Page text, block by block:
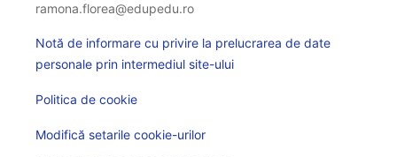
ramona.florea@edupedu.ro
Notă de informare cu privire la prelucrarea de date
personale prin intermediul site-ului
Politica de cookie
Modifică setarile cookie-urilor